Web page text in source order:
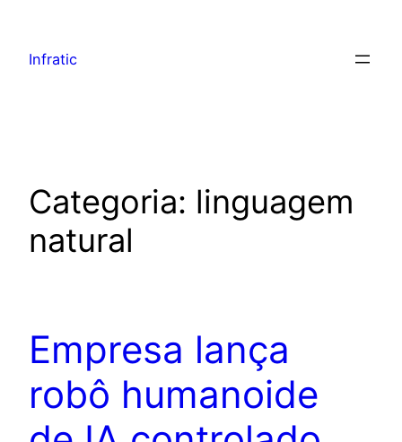
Infratic
Categoria: linguagem
natural
Empresa lança
robô humanoide